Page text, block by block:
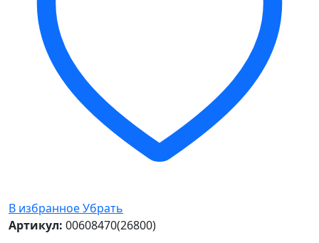
В избранноеУбрать
Артикул: 00608470(26800)